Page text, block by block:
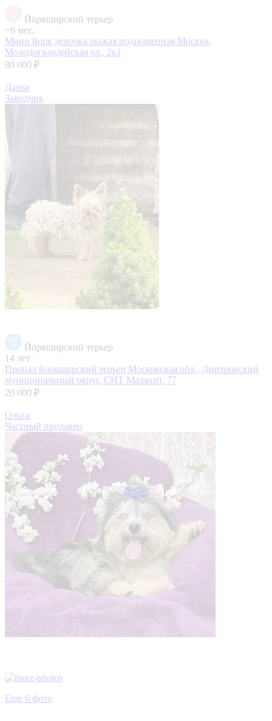
Йоркширский терьер
~6 мес.
Мини йорк девочка рыжая подрощенная Москва,
Молодогвардейская ул., 2к1
80 000 ₽
Дарья
Заводчик
Йоркширский терьер
14 лет
Пропал йоркширский терьер Московская обл., Дмитровский
муниципальный округ, СНТ Малахит, 77
20 000 ₽
Ольга
Частный продавец
Еще 6 фото